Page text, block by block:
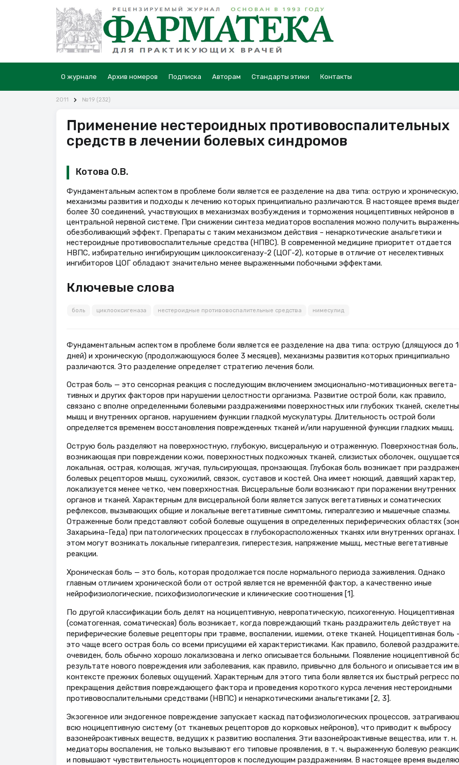
О журнале Архив номеров Подписка Авторам Стандарты этики Контакты
2011 №19 (232)
Применение нестероидных противовоспалительных
средств в лечении болевых синдромов
Котова О.В.
Фундаментальным аспектом в проблеме боли является ее разделение на два типа: острую и хроническую,
механизмы развития и подходы к лечению которых принципиально различаются. В настоящее время
более 30 соединений, участвующих в механизмах возбуждения и торможения ноцицептивных нейронов в
центральной нервной системе. При снижении синтеза медиаторов воспаления можно получить
обезболивающий эффект. Препараты с таким механизмом действия – ненаркотические анальгетики и
нестероидные противовоспалительные средства (НПВС). В современной медицине приоритет отдается
НВПС, избирательно ингибирующим циклооксигеназу-2 (ЦОГ-2), которые в отличие от неселективных
ингибиторов ЦОГ обладают значительно менее выраженными побочными эффектами.
Ключевые слова
боль циклооксигеназа нестероидные противовоспалительные средства нимесулид
Фундаментальным аспектом в проблеме боли является ее разделение на два типа: острую (длящуюся до
дней) и хро­ническую (продолжающуюся более 3 месяцев), механизмы развития кото­рых принципиально
различаются. Это разделение определяет стратегию лече­ния боли.
Острая боль — это сенсорная реак­ция с последующим включением эмоционально-мотивационных вегета­
тивных и других факторов при наруше­нии целостности организма. Развитие острой боли, как правило,
связано с вполне определенными болевыми раз­дражениями поверхностных или глу­боких тканей,
мышц и вну­тренних органов, нарушением функции гладкой мускулатуры. Длительность острой боли
определяется временем восстановления поврежденных тканей и/или нарушенной функции гладких мышц.
Острую боль разделяют на поверх­ностную, глубокую, висцеральную и отраженную. Поверхностная боль,
возникающая при повреждении кожи, поверхностных подкожных тканей, слизистых оболочек,
локальная, острая, колющая, жгучая, пульсирующая, пронзающая. Глубокая боль возникает при
боле­вых рецепторов мышц, сухожилий, связок, суставов и костей. Она имеет ноющий, давящий характер,
локали­зуется менее четко, чем поверхност­ная. Висцеральные боли возникают при поражении внутренних
органов и тканей. Характерным для висце­ральной боли является запуск веге­тативных и соматических
рефлексов, вызывающих общие и локальные веге­тативные симптомы, гипералгезию и мышечные спазмы.
Отраженные боли представляют собой болевые ощуще­ния в определенных периферических областях
Захарьина–Геда) при патологических процессах в глубоко­расположенных тканях или внутрен­них органах.
этом могут возникать локальные гипералгезия, гиперестезия, напряжение мышц, местные вегета­тивные
реакции.
Хроническая боль — это боль, кото­рая продолжается после нормального периода заживления. Однако
главным отличием хронической боли от острой является не временнóй фактор, а каче­ственно иные
нейрофизиологические, психофизиологические и клинические соотношения [1].
По другой классификации боль делят на ноцицептивную, невропати­ческую, психогенную. Ноцицептивная
(соматогенная, соматическая) боль возникает, когда повреждающий ткань раздражитель действует на
перифери­ческие болевые рецепторы при трав­ме, воспалении, ишемии, отеке тка­ней. Ноцицептивная боль
это чаще всего острая боль со всеми присущими ей характеристиками. Как правило, болевой
очевиден, боль обычно хорошо локализована и легко описывается больными. Появление ноцицептивной
результате нового повреждения или заболевания, как правило, привычно для больного и описывается им в
контексте прежних болевых ощущений. Характерным для этого типа боли является их быстрый регресс
прекращения действия повреждающего фактора и проведения короткого курса лечения нестероид­ными
противовоспалительными сред­ствами (НВПС) и ненаркотическими анальгетиками [2, 3].
Экзогенное или эндогенное повреж­дение запускает каскад патофизио­логических процессов,
всю ноцицептивную систему (от тканевых рецепторов до корковых нейронов), что приводит к выбросу
вазонейроактивных веществ, ведущих к развитию воспаления. Эти вазоней­роактивные вещества, или т. н.
медиа­торы воспаления, не только вызыва­ют его типовые проявления, в т. ч. выраженную болевую
и повышают чувствительность ноцицепторов к последующим раздраже­ниям. В настоящее время